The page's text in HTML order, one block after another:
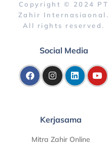
Copyright © 2024 PT
Zahir Internasiaonal.
All rights reserved.
Social Media
Kerjasama
Mitra Zahir Online